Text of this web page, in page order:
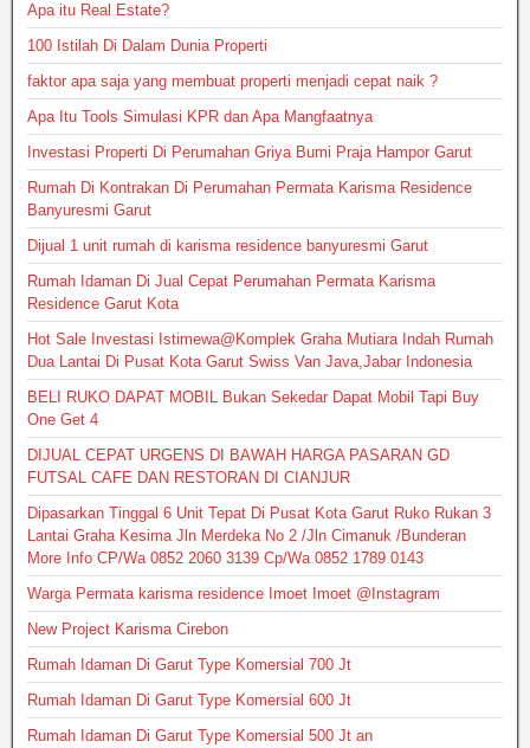
Apa itu Real Estate?
100 Istilah Di Dalam Dunia Properti
faktor apa saja yang membuat properti menjadi cepat naik ?
Apa Itu Tools Simulasi KPR dan Apa Mangfaatnya
Investasi Properti Di Perumahan Griya Bumi Praja Hampor Garut
Rumah Di Kontrakan Di Perumahan Permata Karisma Residence
Banyuresmi Garut
Dijual 1 unit rumah di karisma residence banyuresmi Garut
Rumah Idaman Di Jual Cepat Perumahan Permata Karisma
Residence Garut Kota
Hot Sale Investasi Istimewa@Komplek Graha Mutiara Indah Rumah
Dua Lantai Di Pusat Kota Garut Swiss Van Java,Jabar Indonesia
BELI RUKO DAPAT MOBIL Bukan Sekedar Dapat Mobil Tapi Buy
One Get 4
DIJUAL CEPAT URGENS DI BAWAH HARGA PASARAN GD
FUTSAL CAFE DAN RESTORAN DI CIANJUR
Dipasarkan Tinggal 6 Unit Tepat Di Pusat Kota Garut Ruko Rukan 3
Lantai Graha Kesima Jln Merdeka No 2 /Jln Cimanuk /Bunderan
More Info CP/Wa 0852 2060 3139 Cp/Wa 0852 1789 0143
Warga Permata karisma residence Imoet Imoet @Instagram
New Project Karisma Cirebon
Rumah Idaman Di Garut Type Komersial 700 Jt
Rumah Idaman Di Garut Type Komersial 600 Jt
Rumah Idaman Di Garut Type Komersial 500 Jt an